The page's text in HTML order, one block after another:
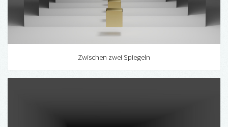
Zwischen zwei Spiegeln